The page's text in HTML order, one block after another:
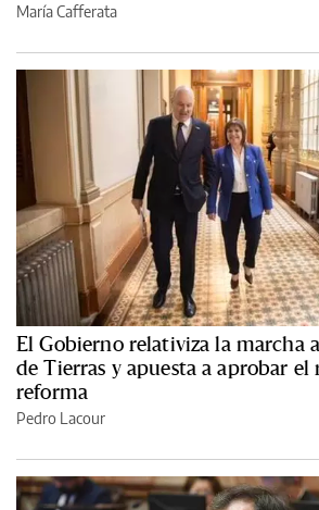
María Cafferata
El Gobierno relativiza la marcha
de Tierras y apuesta a aprobar el
reforma
Pedro Lacour